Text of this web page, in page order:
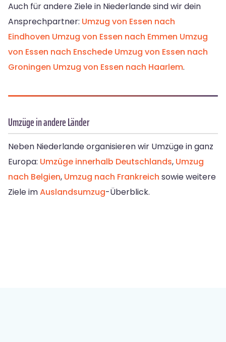
Auch für andere Ziele in Niederlande sind wir dein
Ansprechpartner: Umzug von Essen nach
Eindhoven Umzug von Essen nach Emmen Umzug
von Essen nach Enschede Umzug von Essen nach
Groningen Umzug von Essen nach Haarlem.
Umzüge in andere Länder
Neben Niederlande organisieren wir Umzüge in ganz
Europa: Umzüge innerhalb Deutschlands, Umzug
nach Belgien, Umzug nach Frankreich sowie weitere
Ziele imAuslandsumzug-Überblick.